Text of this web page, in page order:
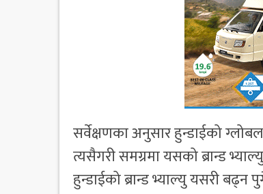
सर्वेक्षणका अनुसार हुन्डाईको
त्यसैगरी समग्रमा यसको ब्रान्ड
हुन्डाईको ब्रान्ड भ्याल्यु यसरी बढ्न